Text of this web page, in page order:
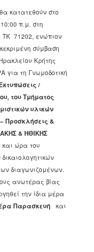
κατατεθούν στο
π.μ. στη
ΤΚ 71202, ενώπιον
σύμβαση
Κρήτης
για τη Γνωμοδοτική
/
, του Τμήματος
υλικών
Προσκλήσεις &
& ΗΘΙΚΗΣ
και ώρα του
διαγωνιζομένων.
ανωτέρας βίας
την ίδια μέρα
Παρασκευή και